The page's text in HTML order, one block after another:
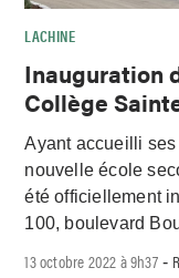
LACHINE
Inauguration
Collège
Ayant accueilli ses
nouvelle école
été officiellement
100, boulevard
13 octobre 2022 à 9h37-